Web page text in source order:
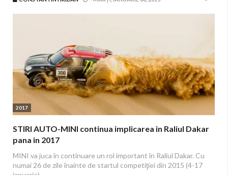
2017
STIRI AUTO-MINI continua implicarea in Raliul Dakar
pana in 2017
MINI va juca în continuare un rol important în Raliul Dakar. Cu
numai 26 de zile înainte de startul competiţiei din 2015 (4-17